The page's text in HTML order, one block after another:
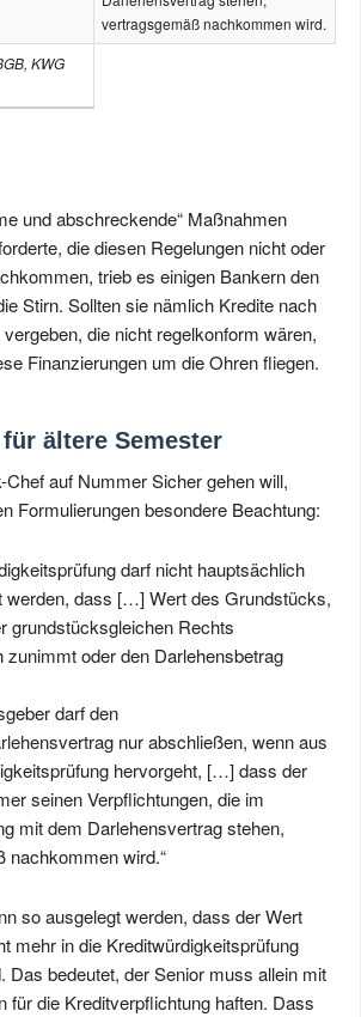
vertragsgemäß nachkommen wird.
KWG
und abschreckende“ Maßnahmen
die diesen Regelungen nicht oder
trieb es einigen Bankern den
Stirn. Sollten sie nämlich Kredite nach
die nicht regelkonform wären,
Finanzierungen um die Ohren fliegen.
ältere Semester
Chef auf Nummer Sicher gehen will,
Formulierungen besondere Beachtung:
darf nicht hauptsächlich
werden, dass […] Wert des Grundstücks,
grundstücksgleichen Rechts
zunimmt oder den Darlehensbetrag
darf den
nur abschließen, wenn aus
hervorgeht, […] dass der
seinen Verpflichtungen, die im
mit dem Darlehensvertrag stehen,
nachkommen wird.“
so ausgelegt werden, dass der Wert
mehr in die Kreditwürdigkeitsprüfung
Das bedeutet, der Senior muss allein mit
für die Kreditverpflichtung haften. Dass